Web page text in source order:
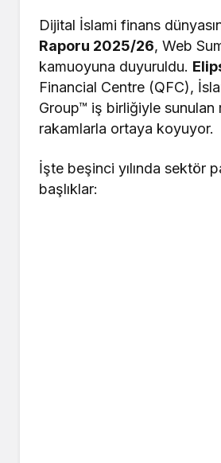
Dijital İslami finans
Raporu 2025/26, Web
kamuoyuna duyuruldu.
Financial Centre (QFC),
Group™ iş birliğiyle
rakamlarla ortaya koyuyor.
​İşte beşinci yılında sektör
başlıklar: